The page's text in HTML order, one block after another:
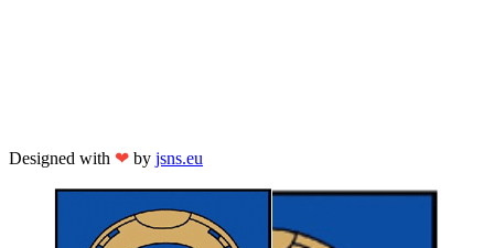
Designed with ❤ by jsns.eu